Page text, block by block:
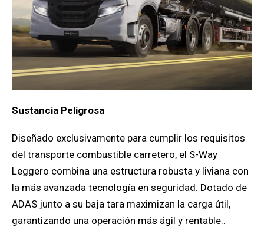
Sustancia Peligrosa
Diseñado exclusivamente para cumplir los requisitos
del transporte combustible carretero, el S-Way
Leggero combina una estructura robusta y liviana con
la más avanzada tecnología en seguridad. Dotado de
ADAS junto a su baja tara maximizan la carga útil,
garantizando una operación más ágil y rentable..